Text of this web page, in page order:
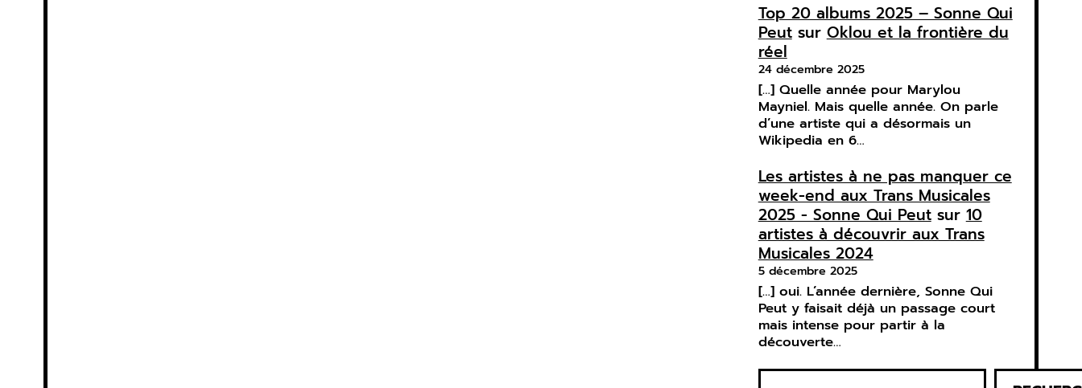
Top 20 albums 2025 – Sonne Qui
PeutsurOklou et la frontière du
réel
24 décembre 2025
[…] Quelle année pour Marylou
Mayniel. Mais quelle année. On parle
d’une artiste qui a désormais un
Wikipedia en 6…
Les artistes à ne pas manquer ce
week-end aux Trans Musicales
2025 - Sonne Qui Peutsur10
artistes à découvrir aux Trans
Musicales 2024
5 décembre 2025
[…] oui. L’année dernière, Sonne Qui
Peut y faisait déjà un passage court
mais intense pour partir à la
découverte…
R